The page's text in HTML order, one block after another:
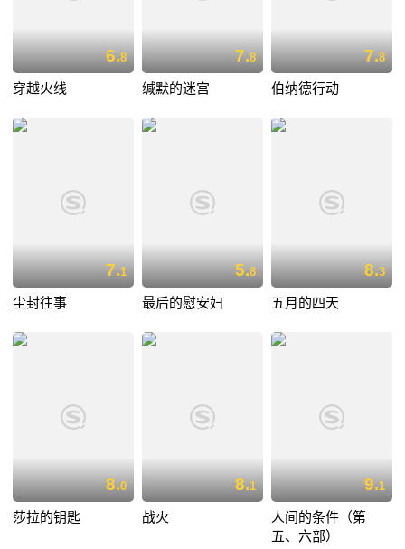
6.8
穿越火线
7.8
缄默的迷宫
7.8
伯纳德行动
7.1
尘封往事
5.8
最后的慰安妇
8.3
五月的四天
8.0
莎拉的钥匙
8.1
战火
9.1
人间的条件（第
五、六部）